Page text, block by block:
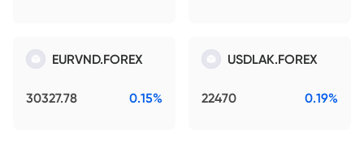
EURVND.FOREX
30327.78 0.15%
USDLAK.FOREX
22470 0.19%